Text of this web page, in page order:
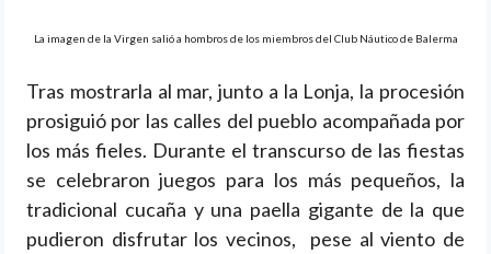
La imagen de la Virgen salió a hombros de los miembros del Club Náutico de Balerma
Tras mostrarla al mar, junto a la Lonja, la procesión
prosiguió por las calles del pueblo acompañada por
los más fieles. Durante el transcurso de las fiestas
se celebraron juegos para los más pequeños, la
tradicional cucaña y una paella gigante de la que
pudieron disfrutar los vecinos, pese al viento de